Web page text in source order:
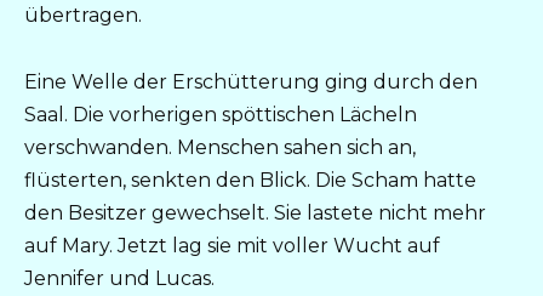
übertragen.
Eine Welle der Erschütterung ging durch den
Saal. Die vorherigen spöttischen Lächeln
verschwanden. Menschen sahen sich an,
flüsterten, senkten den Blick. Die Scham hatte
den Besitzer gewechselt. Sie lastete nicht mehr
auf Mary. Jetzt lag sie mit voller Wucht auf
Jennifer und Lucas.